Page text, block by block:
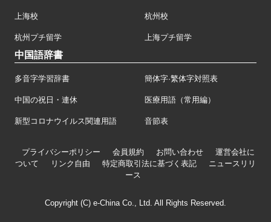
上海校 杭州校
杭州プチ留学 上海プチ留学
中国語辞書
多音字学習辞書 簡体字·繁体字対照表
中国の祝日・連休 医療用語（常用編）
新型コロナウイルス関連用語 音節表
プライバシーポリシー 会員規約 お問い合わせ
運営会社に
ついて
リンク自由 特定商取引法に基づく表記
ニュースリリ
ース
Copyright (C) e-China Co., Ltd. All Rights Reserved.